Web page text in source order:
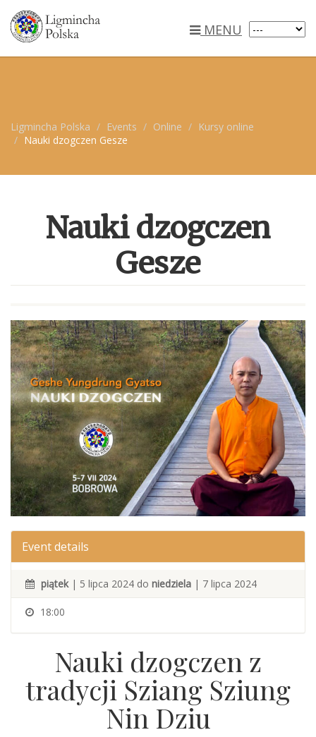
MENU
Ligmincha Polska Events Online
Kursy online
Nauki dzogczen Gesze
Nauki dzogczen
Gesze
Event details
piątek| 5 lipca 2024 do niedziela | 7 lipca 2024
18:00
Nauki dzogczen z
tradycji Sziang Sziung
Nin Dziu